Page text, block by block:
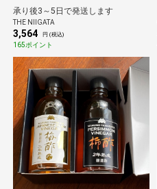
承り後3～5日で発送します
THE NIIGATA
3,564 円 (税込)
165ポイント